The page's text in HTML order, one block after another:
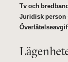
Tv och
Juridisk person